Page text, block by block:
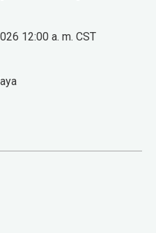
12:00 a. m. CST